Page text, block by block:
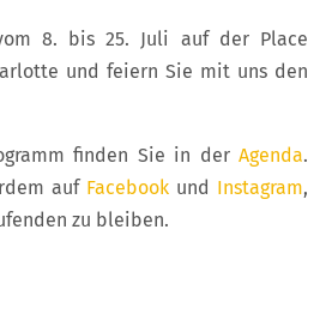
8. bis 25. Juli auf der Place
und feiern Sie mit uns den
finden Sie in der Agenda.
auf Facebook und Instagram,
zu bleiben.